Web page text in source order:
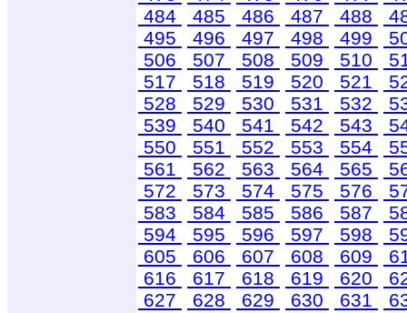
484
485 486 487 488
495
496 497 498 499
506
507 508 509 510
517
518 519 520 521
528
529 530 531 532
539
540 541 542 543
550
551 552 553 554
561
562 563 564 565
572
573 574 575 576
583
584 585 586 587
594
595 596 597 598
605
606 607 608 609
616
617 618 619 620
627
628 629 630 631